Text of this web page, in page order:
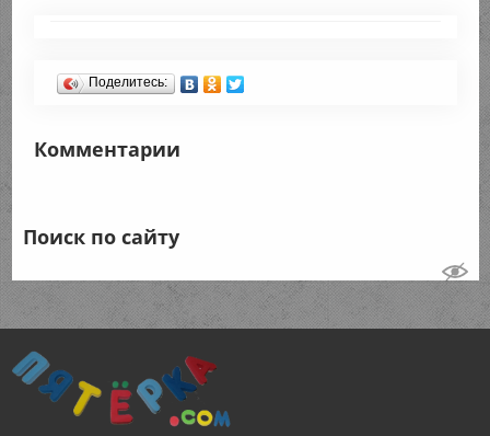
Поделитесь:
Комментарии
Поиск по сайту